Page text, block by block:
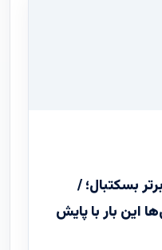
بسکتبال؛ /
این بار با پایش